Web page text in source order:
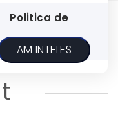
Politica de
AM INTELES
de